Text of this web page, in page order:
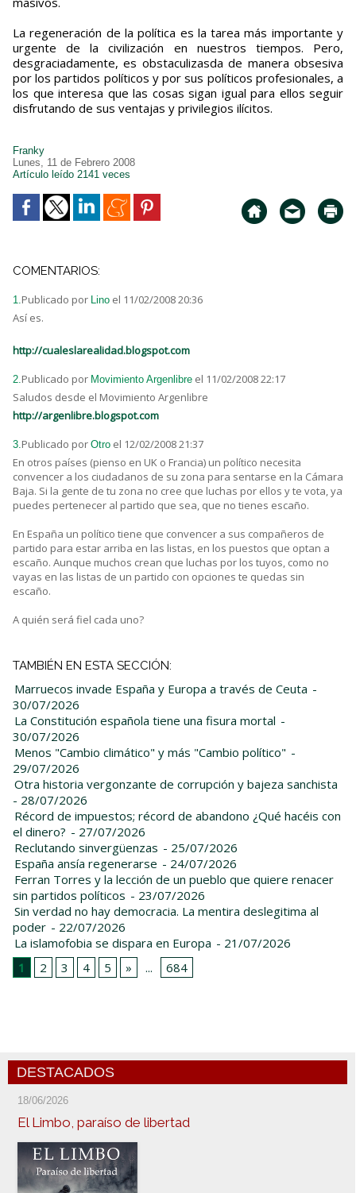
La regeneración de la política es la tarea más importante y
urgente de la civilización en nuestros tiempos. Pero,
desgraciadamente, es obstaculizasda de manera obsesiva
por los partidos políticos y por sus políticos profesionales, a
los que interesa que las cosas sigan igual para ellos seguir
disfrutando de sus ventajas y privilegios ilícitos.
Franky
Lunes, 11 de Febrero 2008
Artículo leído 2141 veces
COMENTARIOS:
1.Publicado por Lino el 11/02/2008 20:36
Así es.
http://cualeslarealidad.blogspot.com
2.Publicado por Movimiento Argenlibre el 11/02/2008 22:17
Saludos desde el Movimiento Argenlibre
http://argenlibre.blogspot.com
3.Publicado por Otro el 12/02/2008 21:37
En otros países (pienso en UK o Francia) un político necesita
convencer a los ciudadanos de su zona para sentarse en la Cámara
Baja. Si la gente de tu zona no cree que luchas por ellos y te vota, ya
puedes pertenecer al partido que sea, que no tienes escaño.
En España un político tiene que convencer a sus compañeros de
partido para estar arriba en las listas, en los puestos que optan a
escaño. Aunque muchos crean que luchas por los tuyos, como no
vayas en las listas de un partido con opciones te quedas sin
escaño.
A quién será fiel cada uno?
TAMBIÉN EN ESTA SECCIÓN:
Marruecos invade España y Europa a través de Ceuta -
30/07/2026
La Constitución española tiene una fisura mortal -
30/07/2026
Menos "Cambio climático" y más "Cambio político" -
29/07/2026
Otra historia vergonzante de corrupción y bajeza sanchista
- 28/07/2026
Récord de impuestos; récord de abandono ¿Qué hacéis con
el dinero? - 27/07/2026
Reclutando sinvergüenzas - 25/07/2026
España ansía regenerarse - 24/07/2026
Ferran Torres y la lección de un pueblo que quiere renacer
sin partidos políticos - 23/07/2026
Sin verdad no hay democracia. La mentira deslegitima al
poder - 22/07/2026
La islamofobia se dispara en Europa - 21/07/2026
1
2 3 4 5 » ... 684
DESTACADOS
18/06/2026
El Limbo, paraíso de libertad